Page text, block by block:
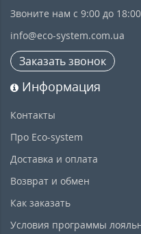
Звоните нам с 9:00 до 18:00
info@eco-system.com.ua
Заказать звонок
Информация
Контакты
Про Eco-system
Доставка и оплата
Возврат и обмен
Как заказать
Условия программы